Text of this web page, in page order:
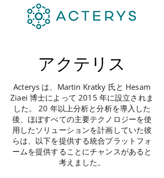
アクテリス
Acterys は、Martin Kratky 氏と Hesam
Ziaei 博士によって 2015 年に設立されま
した。 20 年以上分析と分析を導入した
後、ほぼすべての主要テクノロジーを使
用したソリューションを計画していた彼
らは、以下を提供する統合プラットフォ
ームを提供することにチャンスがあると
考えました。